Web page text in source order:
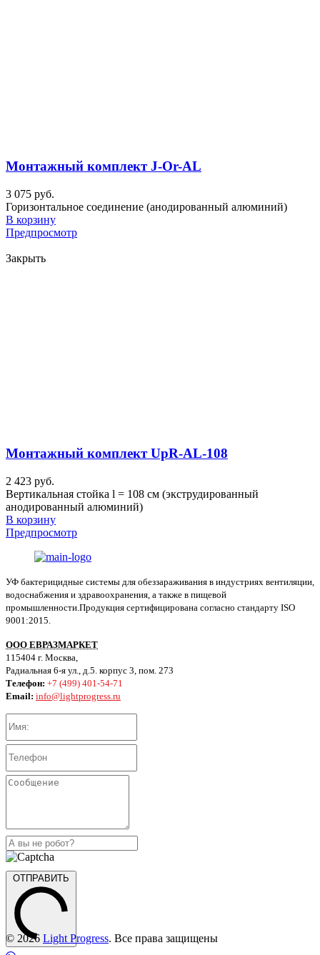
Монтажный комплект J-Or-AL
3 075 руб.
Горизонтальное соединение (анодированный алюминий)
В корзину
Предпросмотр
Закрыть
Монтажный комплект UpR-AL-108
2 423 руб.
Вертикальная стойка l = 108 см (экструдированный
анодированный алюминий)
В корзину
Предпросмотр
УФ бактерицидные системы для обеззараживания в индустриях вентиляции,
водоснабжения и здравоохранения, а также в пищевой
промышленности.Продукция сертифицирована согласно стандарту ISO
9001:2015.
ООО ЕВРАЗМАРКЕТ
115404 г. Москва,
Радиальная 6-я ул., д.5. корпус 3, пом. 273
Телефон: +7 (499) 401-54-71
Email: info@lightprogress.ru
ОТПРАВИТЬ
© 2026 Light Progress. Все права защищены